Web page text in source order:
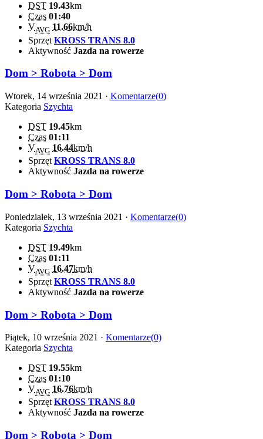
DST 19.43km
Czas 01:40
VAVG 11.66km/h
Sprzęt KROSS TRANS 8.0
Aktywność Jazda na rowerze
Dom > Robota > Dom
Wtorek, 14 września 2021 · Komentarze(0)
Kategoria Szychta
DST 19.45km
Czas 01:11
VAVG 16.44km/h
Sprzęt KROSS TRANS 8.0
Aktywność Jazda na rowerze
Dom > Robota > Dom
Poniedziałek, 13 września 2021 · Komentarze(0)
Kategoria Szychta
DST 19.49km
Czas 01:11
VAVG 16.47km/h
Sprzęt KROSS TRANS 8.0
Aktywność Jazda na rowerze
Dom > Robota > Dom
Piątek, 10 września 2021 · Komentarze(0)
Kategoria Szychta
DST 19.55km
Czas 01:10
VAVG 16.76km/h
SprzętKROSS TRANS 8.0
Aktywność Jazda na rowerze
Dom > Robota > Dom